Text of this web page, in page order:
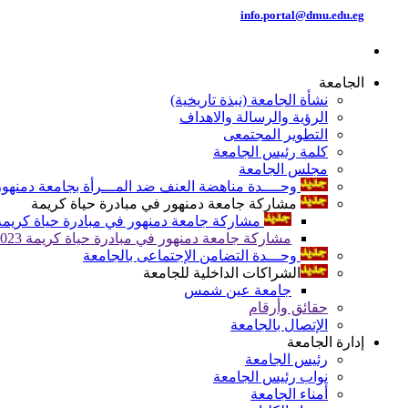
info.portal@dmu.edu.eg
الجامعة
نشأة الجامعة (نبذة تاريخية)
الرؤية والرسالة والاهداف
التطوير المجتمعى
كلمة رئيس الجامعة
مجلس الجامعة
وحــــدة مناهضة العنف ضد المـــرأة بجامعة
مشاركة جامعة دمنهور في مبادرة حياة كريمة
مشاركة جامعة دمنهور في مبادرة حياة كريمة
مشاركة جامعة دمنهور في مبادرة حياة كريمة 2023
وحـــدة التضامن الإجتماعى بالجامعة
الشراكات الداخلية للجامعة
جامعة عين شمس
حقائق وأرقام
الإتصال بالجامعة
إدارة الجامعة
رئيس الجامعة
نواب رئيس الجامعة
أمناء الجامعة